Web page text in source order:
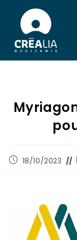
18/10/2023